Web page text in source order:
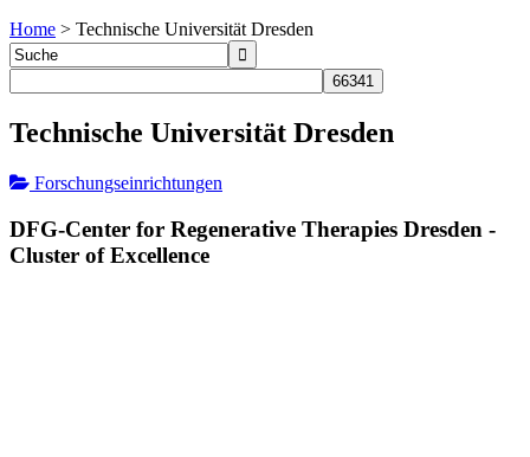
Home > Technische Universität Dresden
Technische Universität Dresden
Forschungseinrichtungen
DFG-Center for Regenerative Therapies Dresden -
Cluster of Excellence